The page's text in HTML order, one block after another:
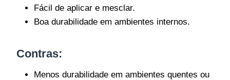
Fácil de aplicar e mesclar.
Boa durabilidade em ambientes internos.
Contras:
Menos durabilidade em ambientes quentes ou